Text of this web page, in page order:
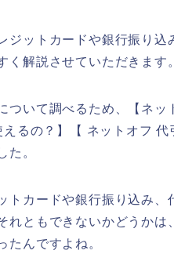
ジットカードや銀行振り込
解説させていただきます。
ついて調べるため、【ネッ
るの？】【 ネットオフ 代
た。
トカードや銀行振り込み、
れともできないかどうかは
たんですよね。